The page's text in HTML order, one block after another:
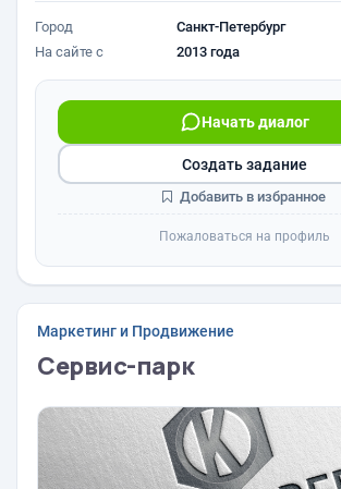
Город
Санкт-Петербург
На сайте с
2013 года
Начать диалог
Создать задание
Добавить в избранное
Пожаловаться на профиль
Маркетинг и Продвижение
Сервис-парк